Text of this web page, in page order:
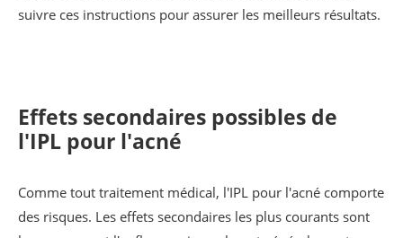
suivre ces instructions pour assurer les meilleurs résultats.
Effets secondaires possibles de
l'IPL pour l'acné
Comme tout traitement médical, l'IPL pour l'acné comporte
des risques. Les effets secondaires les plus courants sont